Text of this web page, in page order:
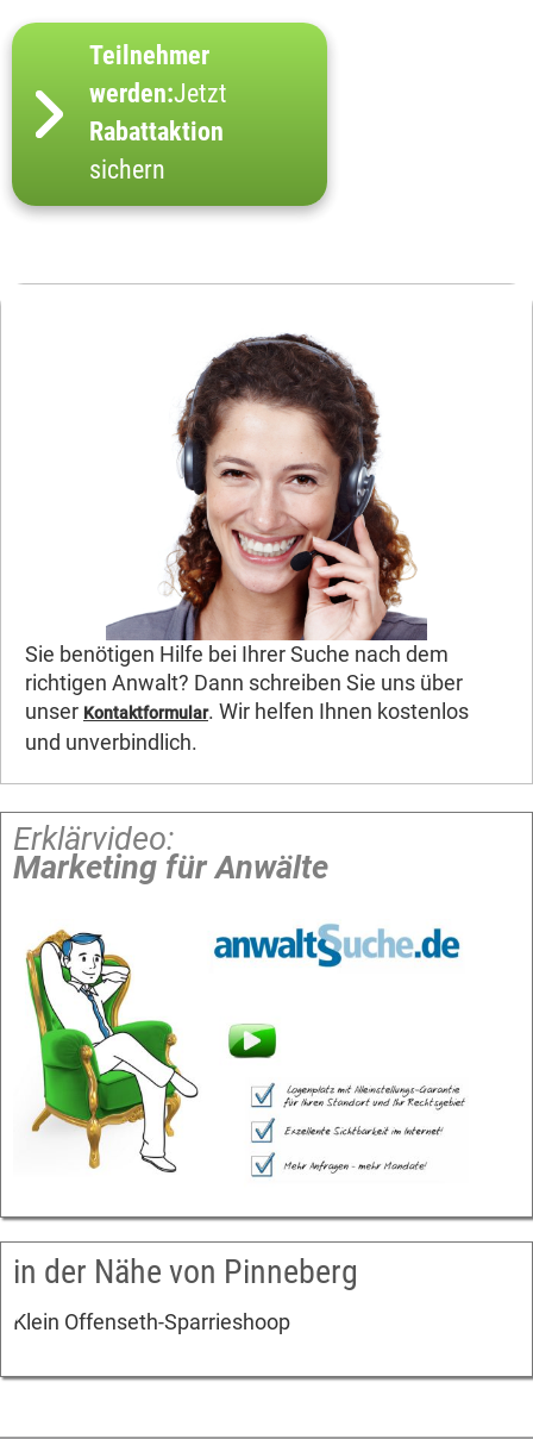
Teilnehmer
werden:Jetzt
Rabattaktion
sichern
Sie benötigen Hilfe bei Ihrer Suche nach dem
richtigen Anwalt? Dann schreiben Sie uns über
unser Kontaktformular. Wir helfen Ihnen kostenlos
und unverbindlich.
Erklärvideo:
Marketing für Anwälte
in der Nähe von Pinneberg
Klein Offenseth-Sparrieshoop